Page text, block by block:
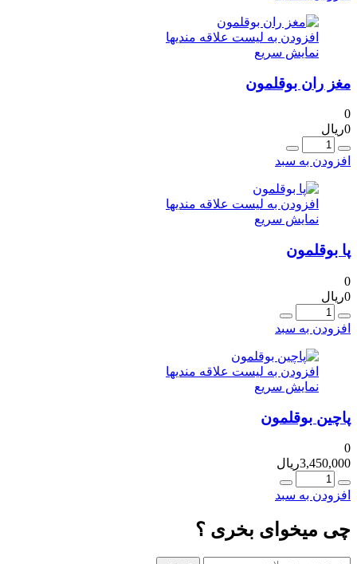
افزودن به لیست علاقه مندیها
نمایش سریع
مغز ران بوقلمون
ریال
تعداد
افزودن به سبد
افزودن به لیست علاقه مندیها
نمایش سریع
پا بوقلمون
ریال
تعداد
افزودن به سبد
افزودن به لیست علاقه مندیها
نمایش سریع
پاچین بوقلمون
3,450,000ریال
تعداد
افزودن به سبد
چی میخوای بخری ؟